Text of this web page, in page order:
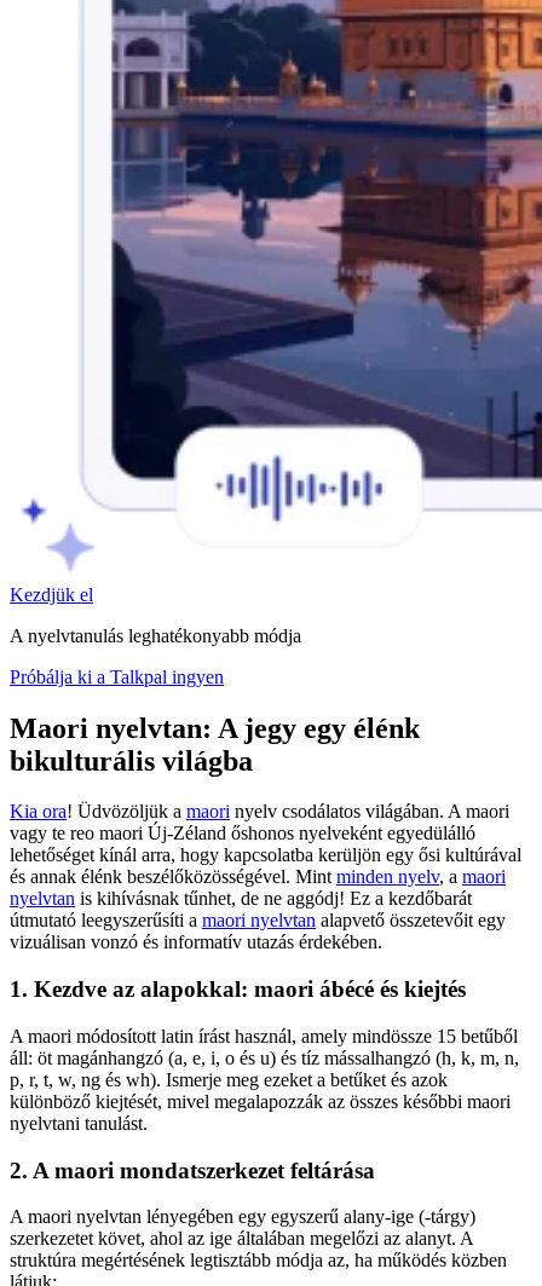
Kezdjük el
A nyelvtanulás leghatékonyabb módja
Próbálja ki a Talkpal ingyen
Maori nyelvtan: A jegy egy élénk
bikulturális világba
Kia ora! Üdvözöljük a maori nyelv csodálatos világában. A maori
vagy te reo maori Új-Zéland őshonos nyelveként egyedülálló
lehetőséget kínál arra, hogy kapcsolatba kerüljön egy ősi kultúrával
és annak élénk beszélőközösségével. Mintminden nyelv, a maori
nyelvtan is kihívásnak tűnhet, de ne aggódj! Ez a kezdőbarát
útmutató leegyszerűsíti a maori nyelvtan alapvető összetevőit egy
vizuálisan vonzó és informatív utazás érdekében.
1. Kezdve az alapokkal: maori ábécé és kiejtés
A maori módosított latin írást használ, amely mindössze 15 betűből
áll: öt magánhangzó (a, e, i, o és u) és tíz mássalhangzó (h, k, m, n,
p, r, t, w, ng és wh). Ismerje meg ezeket a betűket és azok
különböző kiejtését, mivel megalapozzák az összes későbbi maori
nyelvtani tanulást.
2. A maori mondatszerkezet feltárása
A maori nyelvtan lényegében egy egyszerű alany-ige (-tárgy)
szerkezetet követ, ahol az ige általában megelőzi az alanyt. A
struktúra megértésének legtisztább módja az, ha működés közben